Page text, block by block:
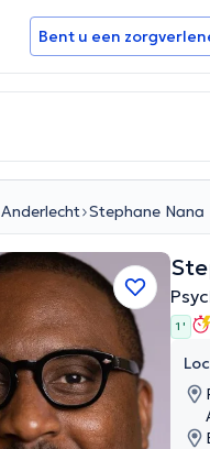
Bent u een
Anderlecht Stephane Nana
1 '